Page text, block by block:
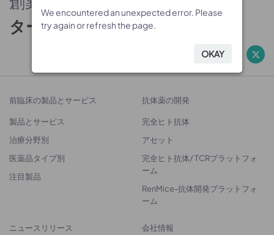
ターゲットから治療法開発へ
前臨床の製品とサービス
製品とサービス
治療分野別
医薬品タイプ別
注目製品
抗体薬の開発
完全ヒト抗体
アセット
完全ヒト抗体/ TCRプラットフォ
ーム
RenMice-抗体開発プラットフォ
ーム
ニュースリリース 会社情報
We encountered an unexpected error. Please
try again or refresh the page.
OKAY
We encountered an unexpected error. Please
try again or refresh the page.
OKAY
We encountered an unexpected error. Please
try again or refresh the page.
OKAY